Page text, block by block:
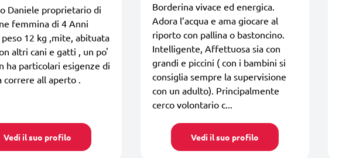
Daniele proprietario di
femmina di 4 Anni
12 kg ,mite, abituata
altri cani e gatti , un po'
ha particolari esigenze di
correre all aperto .
Vedi il suo profilo
Borderina vivace ed energica.
Adora l’acqua e ama giocare al
riporto con pallina o bastoncino.
Intelligente, Affettuosa sia con
grandi e piccini ( con i bambini si
consiglia sempre la supervisione
con un adulto). Principalmente
cerco volontario c...
Vedi il suo profilo